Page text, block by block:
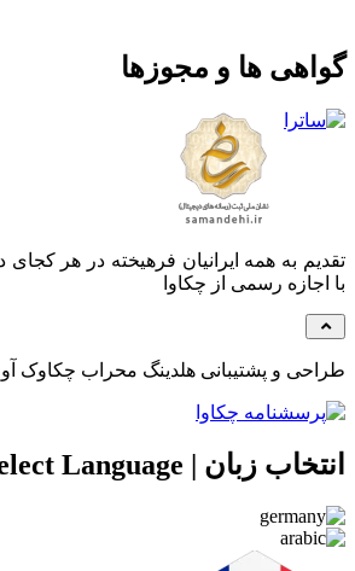
گواهی ها و مجوزها
تقدیم به همه ایرانیان فرهیخته در هر کجای
با اجازه رسمی از چکاوا
طراحی و پشتیبانی هلدینگ محراب چکاوک آوا
انتخاب زبان | Select Language